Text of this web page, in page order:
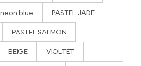
neon blue PASTEL JADE
PASTEL SALMON
BEIGE VIOLTET